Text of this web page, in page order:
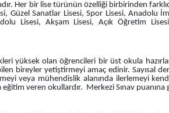
Her bir lise türünün özelliği birbirinden
Güzel Sanatlar Lisesi, Spor Lisesi, Anadolu
Anadolu Lisesi, Akşam
yüksek olan öğrencileri bir üst okula
bireyler yetiştirmeyi amaç edinir. Sayısal
veya mühendislik alanında ilerlemeyi
veren okullardır. Merkezi Sınav